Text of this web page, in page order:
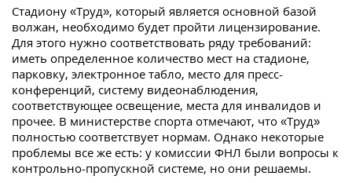
Стадиону «Труд», который является основной базой
волжан, необходимо будет пройти лицензирование.
Для этого нужно соответствовать ряду требований:
иметь определенное количество мест на стадионе,
парковку, электронное табло, место для пресс-
конференций, систему видеонаблюдения,
соответствующее освещение, места для инвалидов и
прочее. В министерстве спорта отмечают, что «Труд»
полностью соответствует нормам. Однако некоторые
проблемы все же есть: у комиссии ФНЛ были вопросы к
контрольно-пропускной системе, но они решаемы.